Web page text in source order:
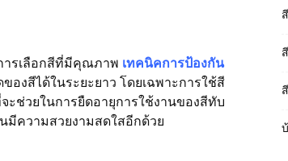
ารเลือกสีที่มีคุณภาพ เทคนิคการป้องกัน
องสีได้ในระยะยาว โดยเฉพาะการใช้สี
ช่วยในการยืดอายุการใช้งานของสีทับ
ความสวยงามสดใสอีกด้วย